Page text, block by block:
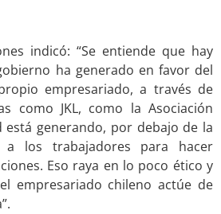
indicó: “Se entiende que hay
ha generado en favor del
empresariado, a través de
como JKL, como la Asociación
está generando, por debajo de la
a los trabajadores para hacer
Eso raya en lo poco ético y
empresariado chileno actúe de